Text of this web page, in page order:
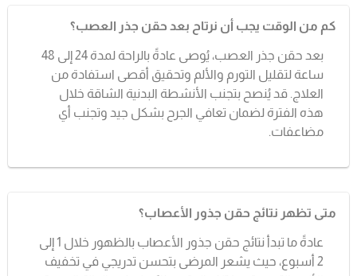
كم من الوقت يجب أن نرتاح بعد حقن جذر العصب؟
بعد حقن جذر العصب، يُوصى عادةً بالراحة لمدة 24 إلى 48
ساعة لتقليل التورم والألم وتحقيق أقصى استفادة من
العلاج. قد يُنصح بتجنب الأنشطة البدنية الشاقة خلال
هذه الفترة لضمان تعافي الجرح بشكل جيد وتجنب أي
مضاعفات.
متى تظهر نتائج حقن جذور الأعصاب؟
عادةً ما تبدأ نتائج حقن جذور الأعصاب بالظهور خلال 1 إلى
2 أسبوع، حيث يشعر المرضى بتحسن تدريجي في تخفيف